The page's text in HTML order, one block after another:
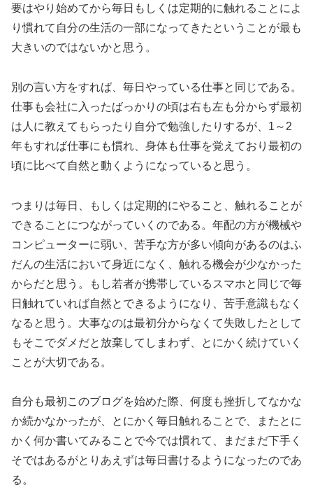
要はやり始めてから毎日もしくは定期的に触れることによ
り慣れて自分の生活の一部になってきたということが最も
大きいのではないかと思う。
別の言い方をすれば、毎日やっている仕事と同じである。
仕事も会社に入ったばっかりの頃は右も左も分からず最初
は人に教えてもらったり自分で勉強したりするが、1～2
年もすれば仕事にも慣れ、身体も仕事を覚えており最初の
頃に比べて自然と動くようになっていると思う。
つまりは毎日、もしくは定期的にやること、触れることが
できることにつながっていくのである。年配の方が機械や
コンピューターに弱い、苦手な方が多い傾向があるのはふ
だんの生活において身近になく、触れる機会が少なかった
からだと思う。もし若者が携帯しているスマホと同じで毎
日触れていれば自然とできるようになり、苦手意識もなく
なると思う。大事なのは最初分からなくて失敗したとして
もそこでダメだと放棄してしまわず、とにかく続けていく
ことが大切である。
自分も最初このブログを始めた際、何度も挫折してなかな
か続かなかったが、とにかく毎日触れることで、またとに
かく何か書いてみることで今では慣れて、まだまだ下手く
そではあるがとりあえずは毎日書けるようになったのであ
る。